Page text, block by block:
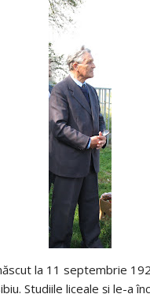
la 11 septembrie
Studiile liceale şi le-a